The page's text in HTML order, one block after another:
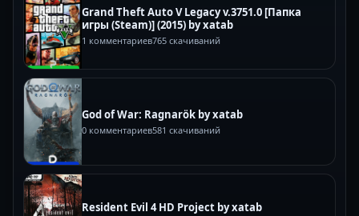
Grand Theft Auto V Legacy v.3751.0 [Папка
игры (Steam)] (2015) by xatab
1 комментариев765 скачиваний
God of War: Ragnarök by xatab
0 комментариев581 скачиваний
Resident Evil 4 HD Project by xatab